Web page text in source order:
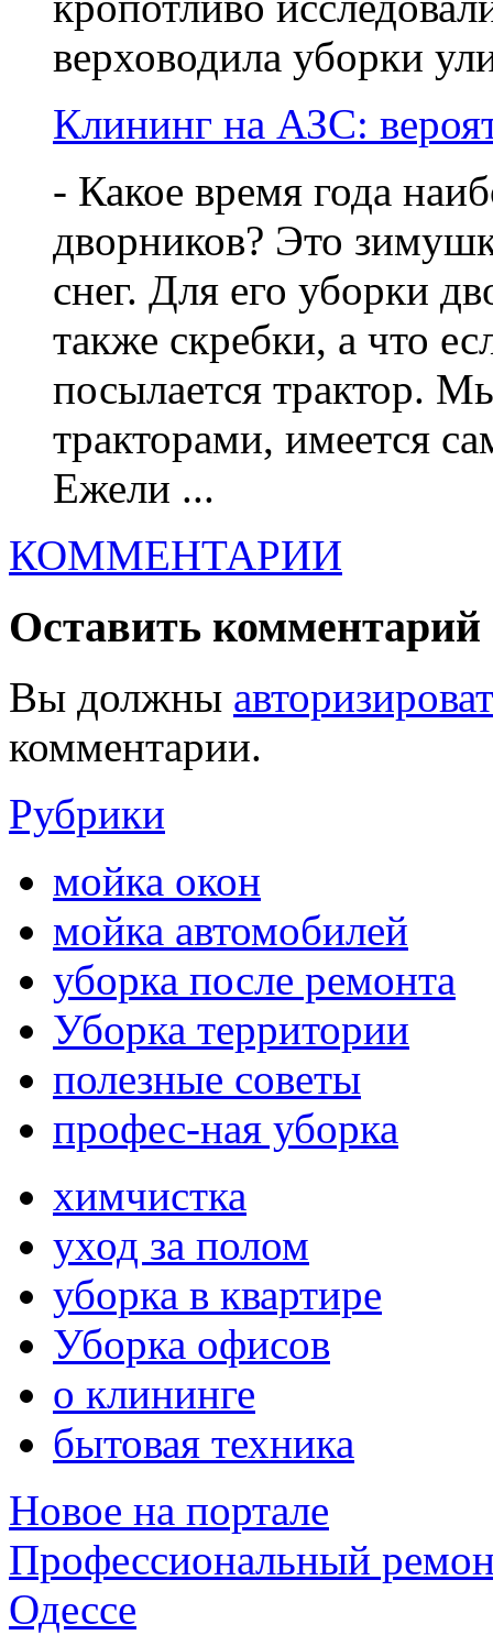
верховодила уборки
Клининг на АЗС:
- Какое время года
дворников? Это
снег. Для его уборки
также скребки, а что
посылается трактор.
тракторами, имеется
Ежели ...
КОММЕНТАРИИ
Оставить комментарий
Вы должны
комментарии.
Рубрики
мойка окон
мойка автомобилей
уборка после ремонта
Уборка территории
полезные советы
профес-ная уборка
химчистка
уход за полом
уборка в квартире
Уборка офисов
о клининге
бытовая техника
Новое на портале
Профессиональный
Одессе